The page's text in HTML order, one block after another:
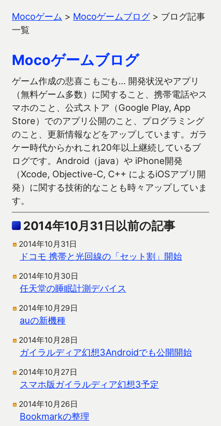
Mocoゲーム > Mocoゲームブログ> ブログ記事
一覧
Mocoゲームブログ
ゲーム作成の悲喜こもごも… 開発状況やアプリ
（無料ゲーム多数）に関すること、携帯電話やス
マホのこと、公式ストア（Google Play, App
Store）でのアプリ公開のこと、プログラミング
のこと、更新情報などをアップしています。ガラ
ケー時代からかれこれ20年以上継続しているブ
ログです。Android（java）や iPhone開発
（Xcode, Objective-C, C++ によるiOSアプリ開
発）に関する技術的なことも時々アップしていま
す。
2014年10月31日以前の記事
2014年10月31日
ドコモ 携帯と光回線の「セット割」開始
2014年10月30日
任天堂の睡眠計測デバイス
2014年10月29日
auの新機種
2014年10月28日
ガイラルディア幻想3Androidでも公開開始
2014年10月27日
スマホ版ガイラルディア幻想3予定
2014年10月26日
Bookmarkの整理